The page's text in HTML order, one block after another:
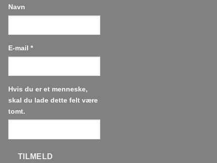
Navn
E-mail *
Hvis du er et menneske,
skal du lade dette felt være
tomt.
TILMELD